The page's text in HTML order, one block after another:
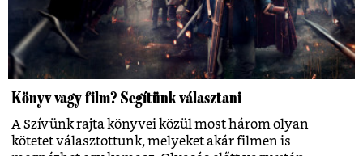
Könyv vagy film? Segítünk választani
A Szívünk rajta könyvei közül most három olyan
kötetet választottunk, melyeket akár filmen is